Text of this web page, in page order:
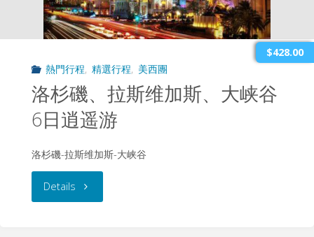
維
加
斯、
舊
金
山
$428.00
熱門行程, 精選行程, 美西團
洛杉磯、拉斯维加斯、大峡谷
6日逍遥游
洛杉磯-拉斯维加斯-大峡谷
Details "洛